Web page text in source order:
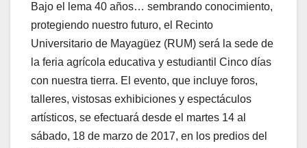
Bajo el lema 40 años… sembrando conocimiento,
protegiendo nuestro futuro, el Recinto
Universitario de Mayagüez (RUM) será la sede de
la feria agrícola educativa y estudiantil Cinco días
con nuestra tierra. El evento, que incluye foros,
talleres, vistosas exhibiciones y espectáculos
artísticos, se efectuará desde el martes 14 al
sábado, 18 de marzo de 2017, en los predios del